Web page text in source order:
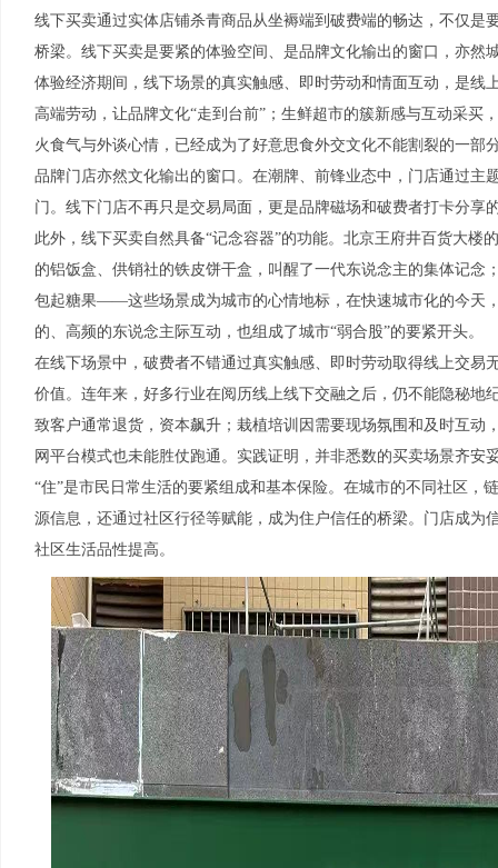
线下买卖通过实体店铺杀青商品从坐褥端到破费端的畅达，不仅是
桥梁。线下买卖是要紧的体验空间、是品牌文化输出的窗口，亦然
体验经济期间，线下场景的真实触感、即时劳动和情面互动，是线
高端劳动，让品牌文化“走到台前”；生鲜超市的簇新感与互动采买
火食气与外谈心情，已经成为了好意思食外交文化不能割裂的一部
品牌门店亦然文化输出的窗口。在潮牌、前锋业态中，门店通过主
门。线下门店不再只是交易局面，更是品牌磁场和破费者打卡分享
此外，线下买卖自然具备“记念容器”的功能。北京王府井百货大楼
的铝饭盒、供销社的铁皮饼干盒，叫醒了一代东说念主的集体记念
包起糖果——这些场景成为城市的心情地标，在快速城市化的今天
的、高频的东说念主际互动，也组成了城市“弱合股”的要紧开头。
在线下场景中，破费者不错通过真实触感、即时劳动取得线上交易
价值。连年来，好多行业在阅历线上线下交融之后，仍不能隐秘地
致客户通常退货，资本飙升；栽植培训因需要现场氛围和及时互动
网平台模式也未能胜仗跑通。实践证明，并非悉数的买卖场景齐安
“住”是市民日常生活的要紧组成和基本保险。在城市的不同社区，
源信息，还通过社区行径等赋能，成为住户信任的桥梁。门店成为
社区生活品性提高。